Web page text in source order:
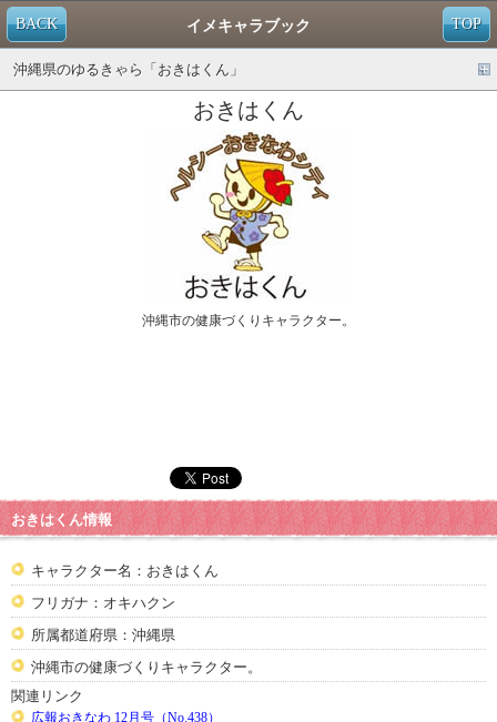
TOP
BACK イメキャラブック
沖縄県のゆるきゃら「おきはくん」
おきはくん
沖縄市の健康づくりキャラクター。
おきはくん情報
キャラクター名：おきはくん
フリガナ：オキハクン
所属都道府県：沖縄県
沖縄市の健康づくりキャラクター。
関連リンク
広報おきなわ 12月号（No.438）